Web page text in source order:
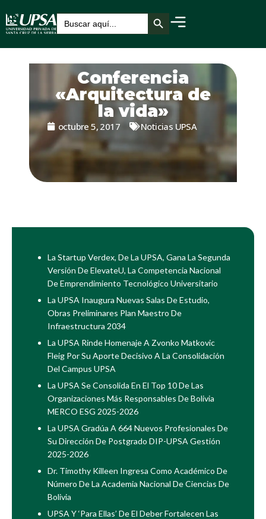
Buscar: Botón de búsqueda
Conferencia
«Arquitectura de
la vida»
octubre 5, 2017 Noticias UPSA
La Startup Verdex, De La UPSA, Gana La Segunda
Versión De ElevateU, La Competencia Nacional
De Emprendimiento Tecnológico Universitario
La UPSA Inaugura Nuevas Salas De Estudio,
Obras Preliminares Plan Maestro De
Infraestructura 2034
La UPSA Rinde Homenaje A Zvonko Matkovic
Fleig Por Su Aporte Decisivo A La Consolidación
Del Campus UPSA
La UPSA Se Consolida En El Top 10 De Las
Organizaciones Más Responsables De Bolivia
MERCO ESG 2025-2026
La UPSA Gradúa A 664 Nuevos Profesionales De
Su Dirección De Postgrado DIP-UPSA Gestión
2025-2026
Dr. Timothy Killeen Ingresa Como Académico De
Número De La Academia Nacional De Ciencias De
Bolivia
UPSA Y ‘Para Ellas’ De El Deber Fortalecen Las